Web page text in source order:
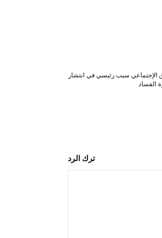
الإجتماعي سبب رئيسي في انتشار
الفساد
ترك الرد